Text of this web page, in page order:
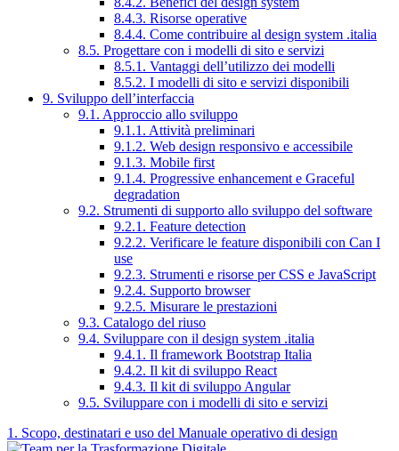
8.4.3. Risorse operative
8.4.4. Come contribuire al design system .italia
8.5. Progettare con i modelli di sito e servizi
8.5.1. Vantaggi dell’utilizzo dei modelli
8.5.2. I modelli di sito e servizi disponibili
9. Sviluppo dell’interfaccia
9.1. Approccio allo sviluppo
9.1.1. Attività preliminari
9.1.2. Web design responsivo e accessibile
9.1.3. Mobile first
9.1.4. Progressive enhancement e Graceful
degradation
9.2. Strumenti di supporto allo sviluppo del software
9.2.1. Feature detection
9.2.2. Verificare le feature disponibili con Can I
use
9.2.3. Strumenti e risorse per CSS e JavaScript
9.2.4. Supporto browser
9.2.5. Misurare le prestazioni
9.3. Catalogo del riuso
9.4. Sviluppare con il design system .italia
9.4.1. Il framework Bootstrap Italia
9.4.2. Il kit di sviluppo React
9.4.3. Il kit di sviluppo Angular
9.5. Sviluppare con i modelli di sito e servizi
1. Scopo, destinatari e uso del Manuale operativo di design